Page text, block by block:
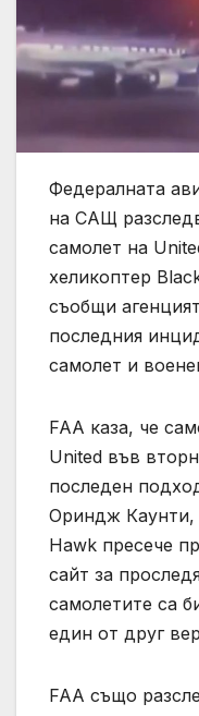
Федералната
на САЩ
самолет на
хеликоптер
съобщи
последния
самолет и
FAA каза, че
United във
последен
Ориндж Каунти,
Hawk пресече
сайт за
самолетите са
един от друг
FAA също